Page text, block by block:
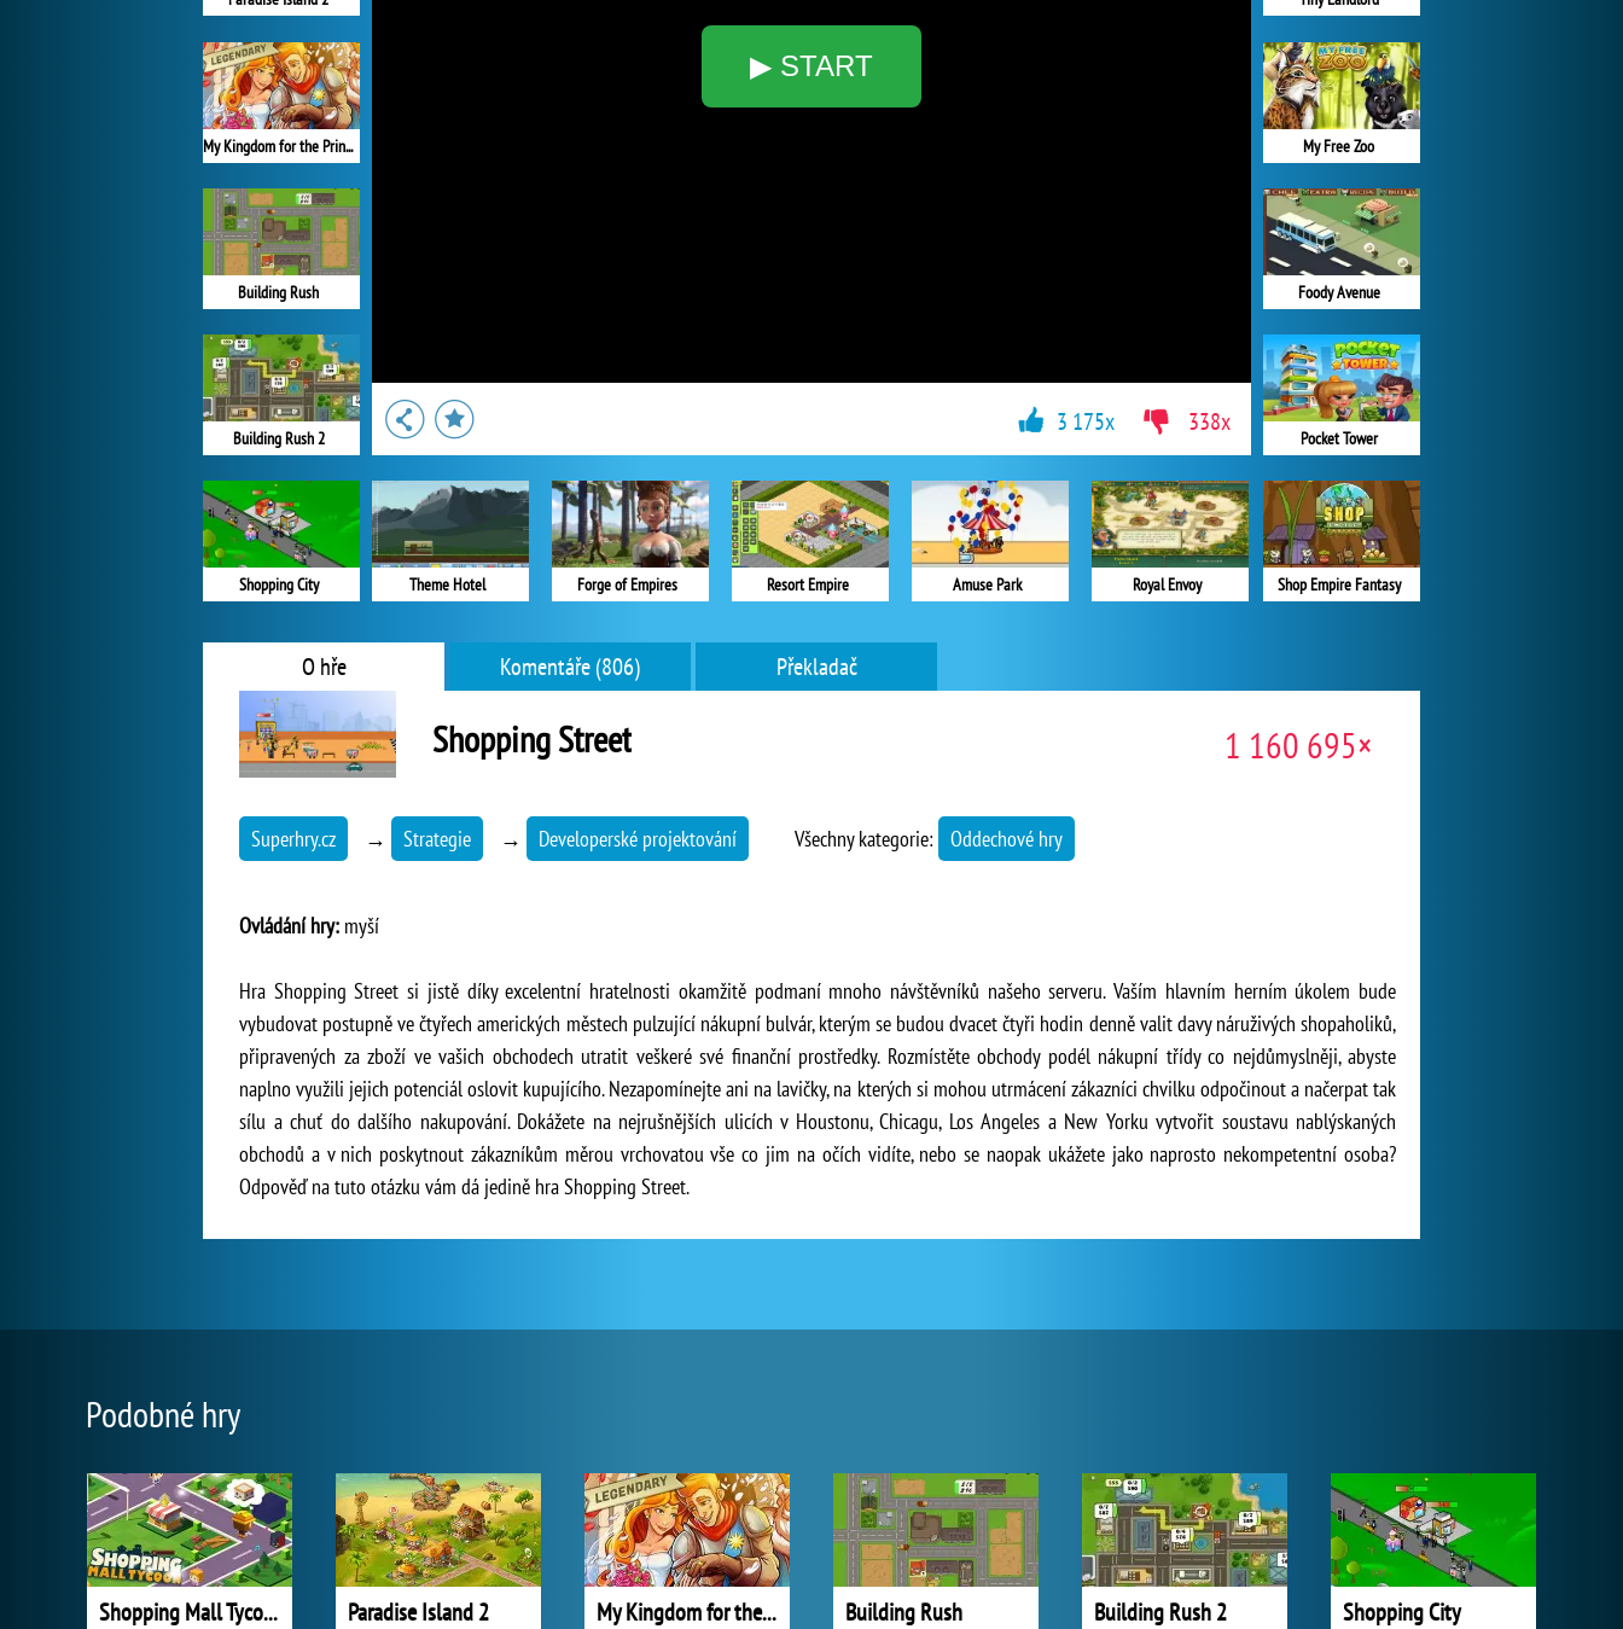
▶ START
My Kingdom for the Princess Plná verze
Building Rush
Building Rush 2
Shopping City
My Free Zoo
Foody Avenue
Pocket Tower
Shop Empire Fantasy
Theme Hotel Forge of Empires Resort Empire Amuse Park Royal Envoy
3 175x 338x
O hře Komentáře (806) Překladač
Shopping Street 1 160 695×
Superhry.cz → Strategie → Developerské projektování Všechny kategorie: Oddechové hry
Ovládání hry: myší
Hra Shopping Street si jistě díky excelentní hratelnosti okamžitě podmaní mnoho návštěvníků našeho serveru. Vaším hlavním herním úkolem bude
vybudovat postupně ve čtyřech amerických městech pulzující nákupní bulvár, kterým se budou dvacet čtyři hodin denně valit davy náruživých shopaholiků,
připravených za zboží ve vašich obchodech utratit veškeré své finanční prostředky. Rozmístěte obchody podél nákupní třídy co nejdůmyslněji, abyste
naplno využili jejich potenciál oslovit kupujícího. Nezapomínejte ani na lavičky, na kterých si mohou utrmácení zákazníci chvilku odpočinout a načerpat tak
sílu a chuť do dalšího nakupování. Dokážete na nejrušnějších ulicích v Houstonu, Chicagu, Los Angeles a New Yorku vytvořit soustavu nablýskaných
obchodů a v nich poskytnout zákazníkům měrou vrchovatou vše co jim na očích vidíte, nebo se naopak ukážete jako naprosto nekompetentní osoba?
Odpověď na tuto otázku vám dá jedině hra Shopping Street.
Podobné hry
Shopping Mall Tycoon Paradise Island 2 My Kingdom for the Princess Plná verze Building Rush Building Rush 2 Shopping City